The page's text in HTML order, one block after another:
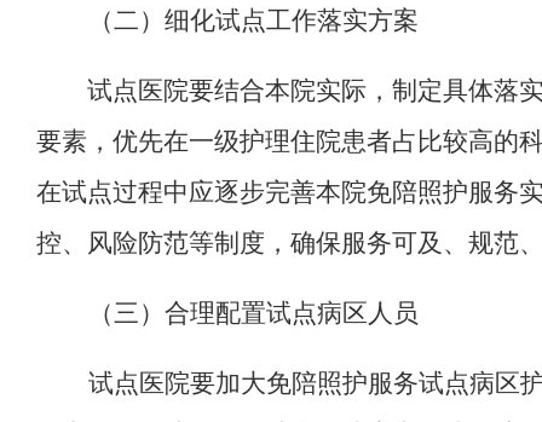
（二）细化试点工作落实方案
试点医院要结合本院实际，制定具体落
要素，优先在一级护理住院患者占比较高的
在试点过程中应逐步完善本院免陪照护服务
控、风险防范等制度，确保服务可及、规范
（三）合理配置试点病区人员
试点医院要加大免陪照护服务试点病区